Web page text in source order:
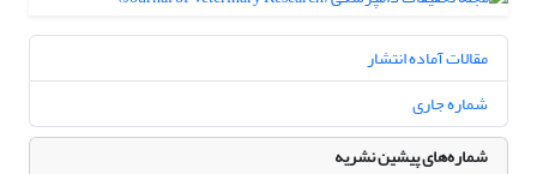
مقالات آماده انتشار
شماره جاری
شماره‌های پیشین نشریه